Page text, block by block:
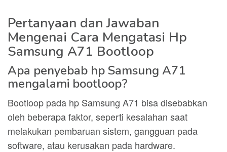
Pertanyaan dan Jawaban
Mengenai Cara Mengatasi Hp
Samsung A71 Bootloop
Apa penyebab hp Samsung A71
mengalami bootloop?
Bootloop pada hp Samsung A71 bisa disebabkan
oleh beberapa faktor, seperti kesalahan saat
melakukan pembaruan sistem, gangguan pada
software, atau kerusakan pada hardware.